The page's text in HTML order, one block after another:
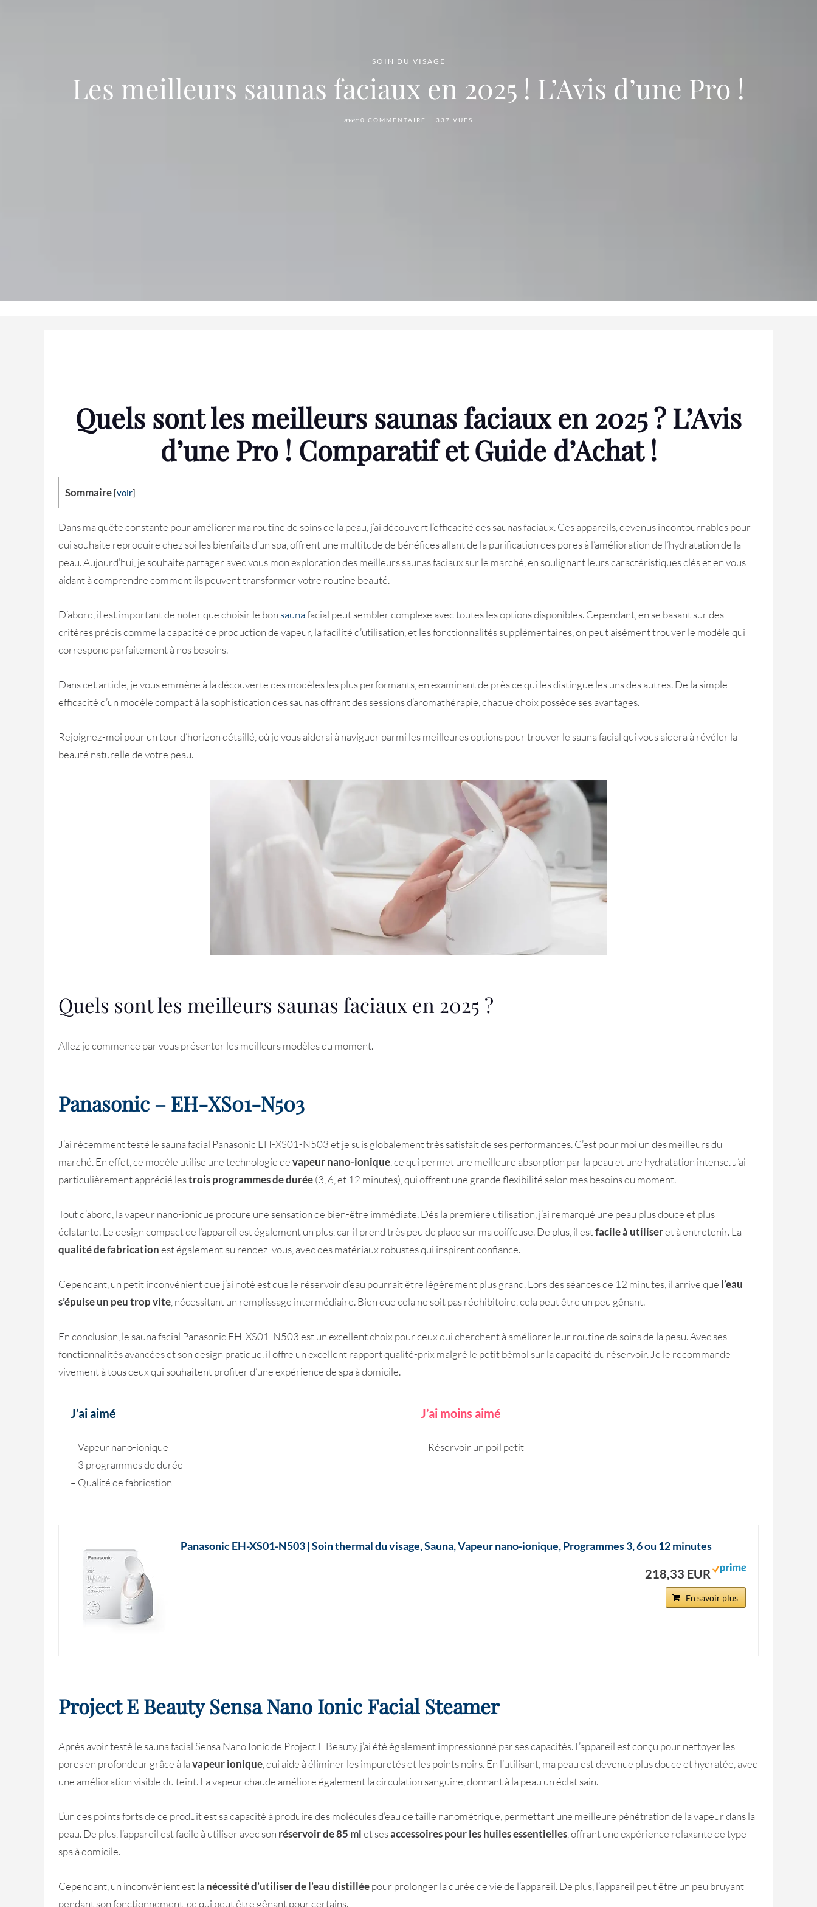
SOIN DU VISAGE
Les meilleurs saunas faciaux en 2025 ! L’Avis d’une Pro !
avec 0 COMMENTAIRE 337 VUES
Quels sont les meilleurs saunas faciaux en 2025 ? L’Avis
d’une Pro ! Comparatif et Guide d’Achat !
Sommaire [voir]
Dans ma quête constante pour améliorer ma routine de soins de la peau, j’ai découvert l’efficacité des saunas faciaux. Ces appareils, devenus incontournables pour
qui souhaite reproduire chez soi les bienfaits d’un spa, offrent une multitude de bénéfices allant de la purification des pores à l’amélioration de l’hydratation de la
peau. Aujourd’hui, je souhaite partager avec vous mon exploration des meilleurs saunas faciaux sur le marché, en soulignant leurs caractéristiques clés et en vous
aidant à comprendre comment ils peuvent transformer votre routine beauté.
D’abord, il est important de noter que choisir le bon saunafacial peut sembler complexe avec toutes les options disponibles. Cependant, en se basant sur des
critères précis comme la capacité de production de vapeur, la facilité d’utilisation, et les fonctionnalités supplémentaires, on peut aisément trouver le modèle qui
correspond parfaitement à nos besoins.
Dans cet article, je vous emmène à la découverte des modèles les plus performants, en examinant de près ce qui les distingue les uns des autres. De la simple
efficacité d’un modèle compact à la sophistication des saunas offrant des sessions d’aromathérapie, chaque choix possède ses avantages.
Rejoignez-moi pour un tour d’horizon détaillé, où je vous aiderai à naviguer parmi les meilleures options pour trouver le sauna facial qui vous aidera à révéler la
beauté naturelle de votre peau.
Quels sont les meilleurs saunas faciaux en 2025 ?
Allez je commence par vous présenter les meilleurs modèles du moment.
Panasonic – EH-XS01-N503
J’ai récemment testé le sauna facial Panasonic EH-XS01-N503 et je suis globalement très satisfait de ses performances. C’est pour moi un des meilleurs du
marché. En effet, ce modèle utilise une technologie devapeur nano-ionique , ce qui permet une meilleure absorption par la peau et une hydratation intense. J’ai
particulièrement apprécié lestrois programmes de durée(3, 6, et 12 minutes), qui offrent une grande flexibilité selon mes besoins du moment.
Tout d’abord, la vapeur nano-ionique procure une sensation de bien-être immédiate. Dès la première utilisation, j’ai remarqué une peau plus douce et plus
éclatante. Le design compact de l’appareil est également un plus, car il prend très peu de place sur ma coiffeuse. De plus, il estfacile à utiliseret à entretenir. La
qualité de fabricationest également au rendez-vous, avec des matériaux robustes qui inspirent confiance.
Cependant, un petit inconvénient que j’ai noté est que le réservoir d’eau pourrait être légèrement plus grand. Lors des séances de 12 minutes, il arrive que l’eau
s’épuise un peu trop vite , nécessitant un remplissage intermédiaire. Bien que cela ne soit pas rédhibitoire, cela peut être un peu gênant.
En conclusion, le sauna facial Panasonic EH-XS01-N503 est un excellent choix pour ceux qui cherchent à améliorer leur routine de soins de la peau. Avec ses
fonctionnalités avancées et son design pratique, il offre un excellent rapport qualité-prix malgré le petit bémol sur la capacité du réservoir. Je le recommande
vivement à tous ceux qui souhaitent profiter d’une expérience de spa à domicile.
J’ai aimé
– Vapeur nano-ionique
– 3 programmes de durée
– Qualité de fabrication
J’ai moins aimé
– Réservoir un poil petit
Panasonic EH-XS01-N503 | Soin thermal du visage, Sauna, Vapeur nano-ionique, Programmes 3, 6 ou 12 minutes
218,33 EUR
En savoir plus
Project E Beauty Sensa Nano Ionic Facial Steamer
Après avoir testé le sauna facial Sensa Nano Ionic de Project E Beauty, j’ai été également impressionné par ses capacités. L’appareil est conçu pour nettoyer les
pores en profondeur grâce à lavapeur ionique, qui aide à éliminer les impuretés et les points noirs. En l’utilisant, ma peau est devenue plus douce et hydratée, avec
une amélioration visible du teint. La vapeur chaude améliore également la circulation sanguine, donnant à la peau un éclat sain.
L’un des points forts de ce produit est sa capacité à produire des molécules d’eau de taille nanométrique, permettant une meilleure pénétration de la vapeur dans la
peau. De plus, l’appareil est facile à utiliser avec son réservoir de 85 mlet sesaccessoires pour les huiles essentielles, offrant une expérience relaxante de type
spa à domicile.
Cependant, un inconvénient est la nécessité d’utiliser de l’eau distilléepour prolonger la durée de vie de l’appareil. De plus, l’appareil peut être un peu bruyant
pendant son fonctionnement, ce qui peut être gênant pour certains.